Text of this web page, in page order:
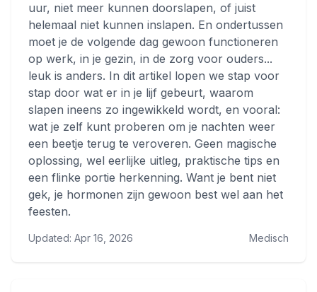
uur, niet meer kunnen doorslapen, of juist
helemaal niet kunnen inslapen. En ondertussen
moet je de volgende dag gewoon functioneren
op werk, in je gezin, in de zorg voor ouders...
leuk is anders. In dit artikel lopen we stap voor
stap door wat er in je lijf gebeurt, waarom
slapen ineens zo ingewikkeld wordt, en vooral:
wat je zelf kunt proberen om je nachten weer
een beetje terug te veroveren. Geen magische
oplossing, wel eerlijke uitleg, praktische tips en
een flinke portie herkenning. Want je bent niet
gek, je hormonen zijn gewoon best wel aan het
feesten.
Updated: Apr 16, 2026 Medisch